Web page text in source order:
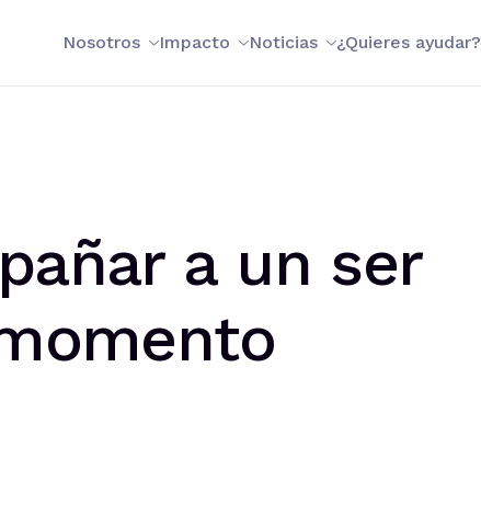
Nosotros Impacto Noticias ¿Quieres ayudar?
a un ser